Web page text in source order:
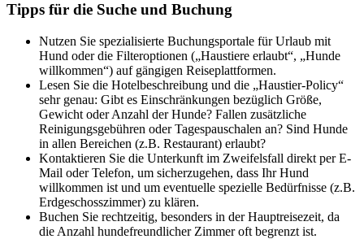
Tipps für die Suche und Buchung
Nutzen Sie spezialisierte Buchungsportale für Urlaub mit
Hund oder die Filteroptionen („Haustiere erlaubt“, „Hunde
willkommen“) auf gängigen Reiseplattformen.
Lesen Sie die Hotelbeschreibung und die „Haustier-Policy“
sehr genau: Gibt es Einschränkungen bezüglich Größe,
Gewicht oder Anzahl der Hunde? Fallen zusätzliche
Reinigungsgebühren oder Tagespauschalen an? Sind Hunde
in allen Bereichen (z.B. Restaurant) erlaubt?
Kontaktieren Sie die Unterkunft im Zweifelsfall direkt per E-
Mail oder Telefon, um sicherzugehen, dass Ihr Hund
willkommen ist und um eventuelle spezielle Bedürfnisse (z.B.
Erdgeschosszimmer) zu klären.
Buchen Sie rechtzeitig, besonders in der Hauptreisezeit, da
die Anzahl hundefreundlicher Zimmer oft begrenzt ist.